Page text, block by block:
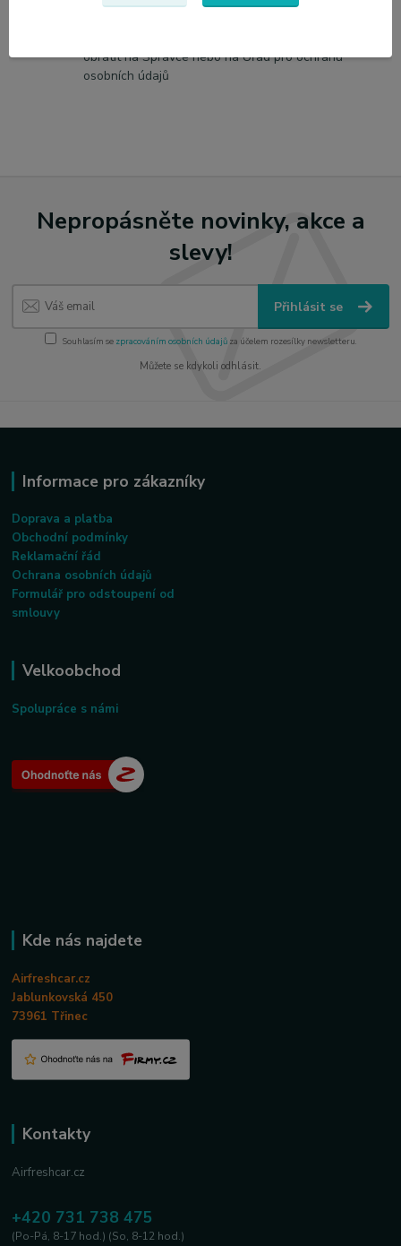
obrátit na Správce nebo na Úřad pro ochranu
osobních údajů
Nepropásněte novinky, akce a
slevy!
Přihlásit se
Souhlasím se zpracováním osobních údajůza účelem rozesílky newsletteru.
Můžete se kdykoli odhlásit.
Informace pro zákazníky
Doprava a platba
Obchodní podmínky
Reklamační řád
Ochrana osobních údajů
Formulář pro odstoupení od
smlouvy
Velkoobchod
Spolupráce s námi
Kde nás najdete
Airfreshcar.cz
Jablunkovská 450
73961 Třinec
Kontakty
Airfreshcar.cz
+420 731 738 475
(Po-Pá, 8-17 hod.) (So, 8-12 hod.)